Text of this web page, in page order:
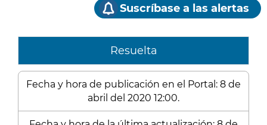
Suscríbase a las alertas
Resuelta
Fecha y hora de publicación en el Portal: 8 de
abril del 2020 12:00.